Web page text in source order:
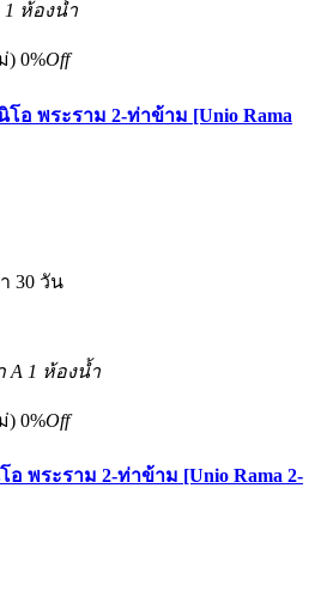
1 ห้องน้ำ
) 0%Off
โอ พระราม 2-ท่าข้าม [Unio Rama
30 วัน
A 1 ห้องน้ำ
) 0%Off
อ พระราม 2-ท่าข้าม [Unio Rama 2-